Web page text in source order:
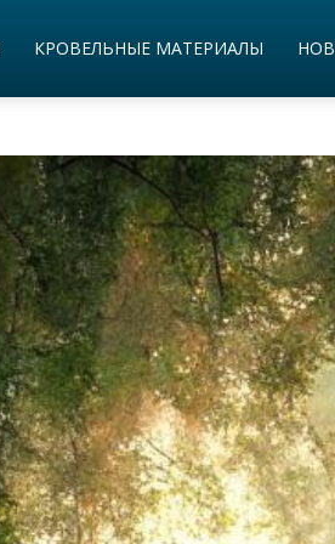
КРОВЕЛЬНЫЕ МАТЕРИАЛЫ